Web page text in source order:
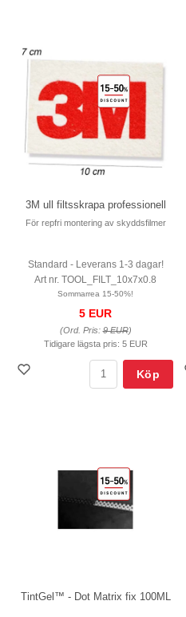
3M ull filtsskrapa professionell
För repfri montering av skyddsfilmer
Standard - Leverans 1-3 dagar!
Art nr. TOOL_FILT_10x7x0.8
Sommarrea 15-50%!
5 EUR
(Ord. Pris:9 EUR)
Tidigare lägsta pris: 5 EUR
Köp
TintGel™ - Dot Matrix fix 100ML